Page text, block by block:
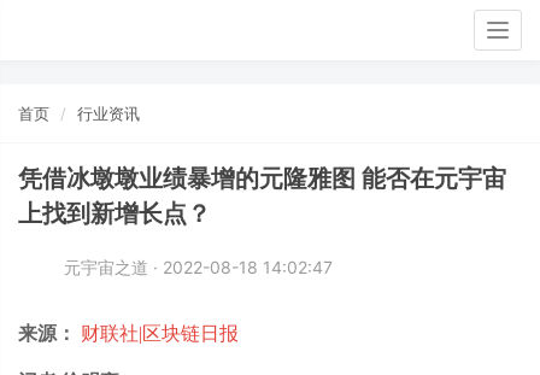
首页 行业资讯
凭借冰墩墩业绩暴增的元隆雅图 能否在元宇宙
上找到新增长点？
元宇宙之道 · 2022-08-18 14:02:47
来源： 财联社|区块链日报